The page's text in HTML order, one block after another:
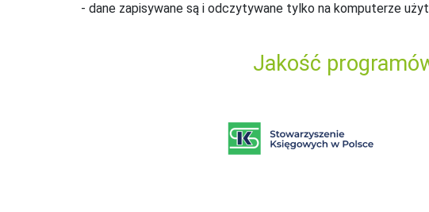
- dane zapisywane są i odczytywane tylko na komputerze
Jakość